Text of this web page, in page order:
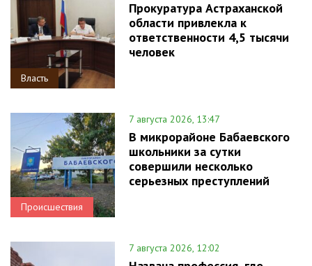
Власть
Прокуратура Астраханской
области привлекла к
ответственности 4,5 тысячи
человек
Происшествия
7 августа 2026, 13:47
В микрорайоне Бабаевского
школьники за сутки
совершили несколько
серьезных преступлений
7 августа 2026, 12:02